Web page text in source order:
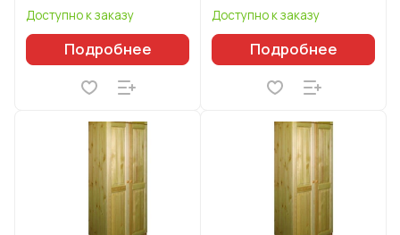
Доступно к заказу
Подробнее
Доступно к заказу
Подробнее